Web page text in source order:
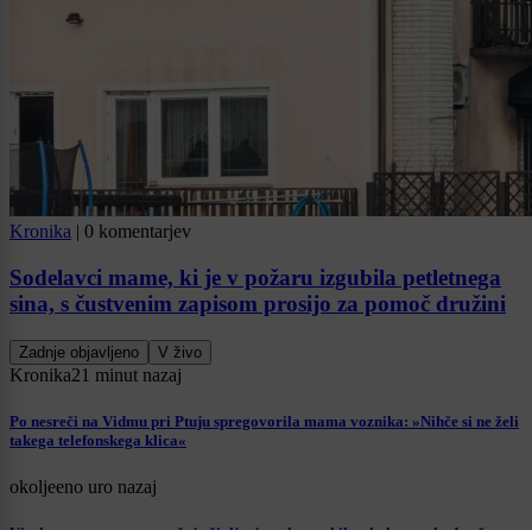
Kronika | 0 komentarjev
Sodelavci mame, ki je v požaru izgubila petletnega
sina, s čustvenim zapisom prosijo za pomoč družini
Zadnje objavljeno V živo
Kronika21 minut nazaj
Po nesreči na Vidmu pri Ptuju spregovorila mama voznika: »Nihče si ne želi
takega telefonskega klica«
okoljeeno uro nazaj